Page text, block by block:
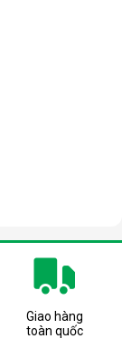
Giao hàng
toàn quốc